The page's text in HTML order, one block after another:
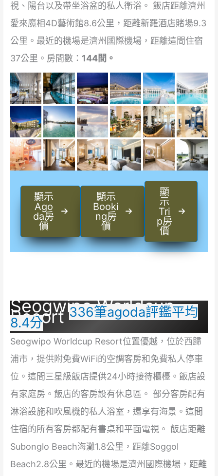
視、陽台以及帶坐浴盆的私人衛浴。 飯店距離濟州
愛來魔相4D藝術館8.6公里，距離新羅酒店賭場9.3
公里。最近的機場是濟州國際機場，距離這間住宿
37公里。房間數： 144間。
顯示
Ago
da房
價
顯示
Booki
ng房
價
顯
示
Tri
p房
價
Seogwipo Worldcup
Resort336筆agoda評鑑平均
8.4分
Seogwipo Worldcup Resort位置優越，位於西歸
浦市，提供附免費WiFi的空調客房和免費私人停車
位。這間三星級飯店提供24小時接待櫃檯。飯店設
有家庭房。飯店的客房設有休息區。 部分客房配有
淋浴設施和吹風機的私人浴室，還享有海景。這間
住宿的所有客房都配有書桌和平面電視。 飯店距離
Subonglo Beach海灘1.8公里，距離Soggol
Beach2.8公里。最近的機場是濟州國際機場，距離